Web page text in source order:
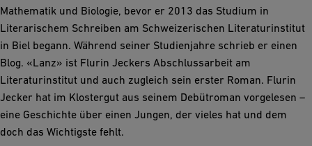
Mathematik und Biologie, bevor er 2013 das Studium in
Literarischem Schreiben am Schweizerischen Literaturinstitut
in Biel begann. Während seiner Studienjahre schrieb er einen
Blog. «Lanz» ist Flurin Jeckers Abschlussarbeit am
Literaturinstitut und auch zugleich sein erster Roman. Flurin
Jecker hat im Klostergut aus seinem Debütroman vorgelesen –
eine Geschichte über einen Jungen, der vieles hat und dem
doch das Wichtigste fehlt.